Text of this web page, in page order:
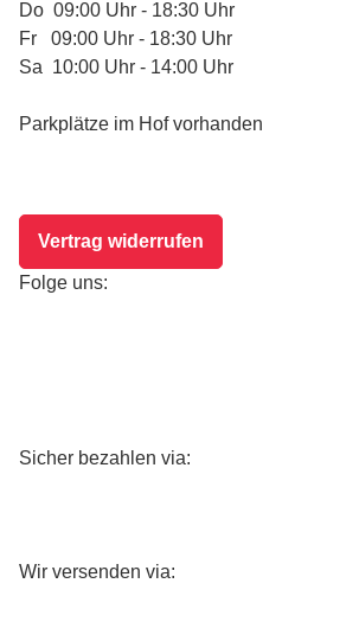
Do 09:00 Uhr - 18:30 Uhr
Fr 09:00 Uhr - 18:30 Uhr
Sa 10:00 Uhr - 14:00 Uhr
Parkplätze im Hof vorhanden
Vertrag widerrufen
Folge uns:
Sicher bezahlen via:
Wir versenden via: